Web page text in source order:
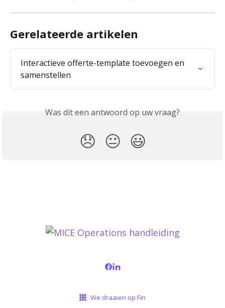
Gerelateerde artikelen
Interactieve offerte-template toevoegen en
samenstellen
Was dit een antwoord op uw vraag?
😞 😐 😃
We draaien op Fin